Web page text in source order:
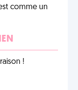
comme un
!